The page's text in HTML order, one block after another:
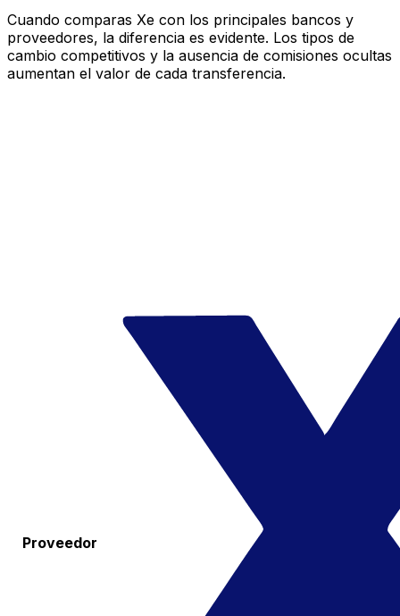
Cuando comparas Xe con los principales bancos y
proveedores, la diferencia es evidente. Los tipos de
cambio competitivos y la ausencia de comisiones ocultas
aumentan el valor de cada transferencia.
Proveedor